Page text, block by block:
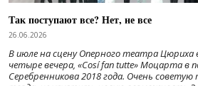
Так поступают все? Нет, не все
26.06.2026
В июле на сцену Оперного театра Цюриха
четыре вечера, «Cosí fan tutte» Моцарта в
Серебренникова 2018 года. Очень советую